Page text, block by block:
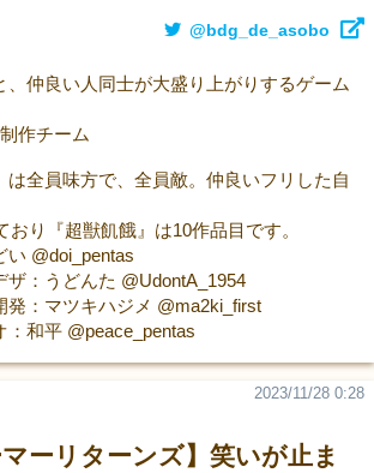
@bdg_de_asobo
、仲良い人同士が大盛り上がりするゲーム
作チーム
は全員味方で、全員敵。仲良いフリした自
おり『超獣飢餓』は10作品目です。
@doi_pentas
ザ：うどんた @UdontA_1954
発：マツキハジメ @ma2ki_first
：和平 @peace_pentas
マーリターンズ】笑いが止ま
2023/11/28 0:28